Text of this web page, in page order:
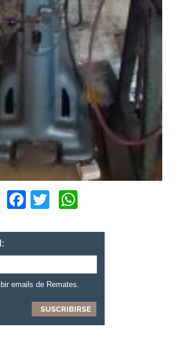
Facebook
Twitter
emails de Remates.